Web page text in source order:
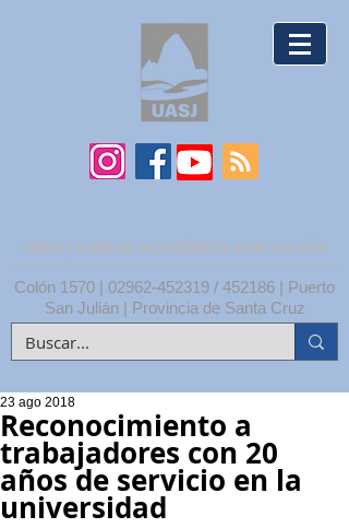
UNPA | UNIDAD ACADÉMICA SAN JULIÁN
Colón 1570 | 02962-452319 / 452186 | Puerto
San Julián | Provincia de Santa Cruz
Reconocimiento a
trabajadores con 20
años de servicio en la
universidad
23 ago 2018